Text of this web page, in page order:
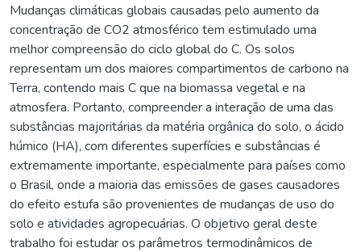
Mudanças climáticas globais causadas pelo aumento da
concentração de CO2 atmosférico tem estimulado uma
melhor compreensão do ciclo global do C. Os solos
representam um dos maiores compartimentos de carbono na
Terra, contendo mais C que na biomassa vegetal e na
atmosfera. Portanto, compreender a interação de uma das
substâncias majoritárias da matéria orgânica do solo, o ácido
húmico (HA), com diferentes superfícies e substâncias é
extremamente importante, especialmente para países como
o Brasil, onde a maioria das emissões de gases causadores
do efeito estufa são provenientes de mudanças de uso do
solo e atividades agropecuárias. O objetivo geral deste
trabalho foi estudar os parâmetros termodinâmicos de